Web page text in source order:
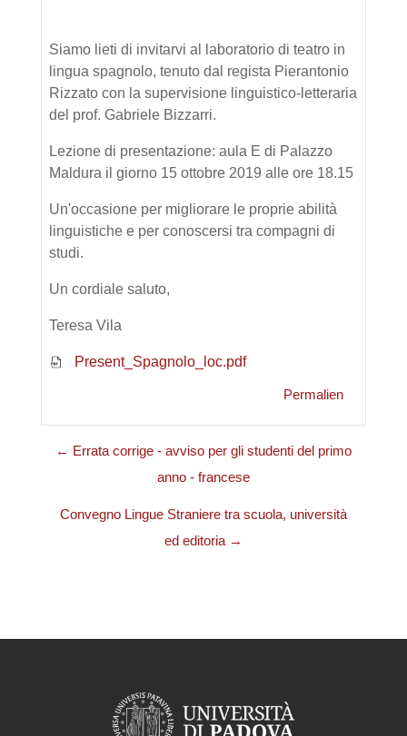
Siamo lieti di invitarvi al laboratorio di teatro in
lingua spagnolo, tenuto dal regista Pierantonio
Rizzato con la supervisione linguistico-letteraria
del prof. Gabriele Bizzarri.
Lezione di presentazione: aula E di Palazzo
Maldura il giorno 15 ottobre 2019 alle ore 18.15
Un'occasione per migliorare le proprie abilità
linguistiche e per conoscersi tra compagni di
studi.
Un cordiale saluto,
Teresa Vila
Present_Spagnolo_loc.pdf
Permalien
← Errata corrige - avviso per gli studenti del primo
anno - francese
Convegno Lingue Straniere tra scuola, università
ed editoria →